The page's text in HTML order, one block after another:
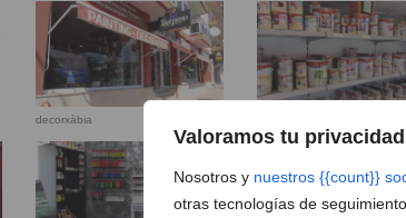
Valoramos tu privacidad
Nosotros y nuestros {{count}}
otras tecnologías de
decorxàbia